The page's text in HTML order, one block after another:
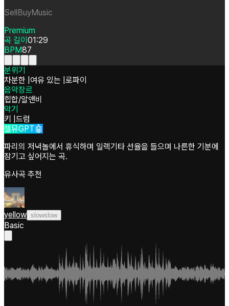
SellBuyMusic
Premium
곡 길이 01:29
BPM87
분위기
차분한 여유 있는 로파이
음악장르
힙합/알앤비
악기
키 드럼
셀뮤GPT🤖
파리의 저녁놀에서 휴식하며 일렉기타 선율을 들으며 나른한 기분에
잠기고 싶어지는 곡.
유사곡 추천
yellow slowslow
Basic